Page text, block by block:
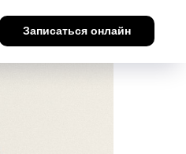
Записаться онлайн